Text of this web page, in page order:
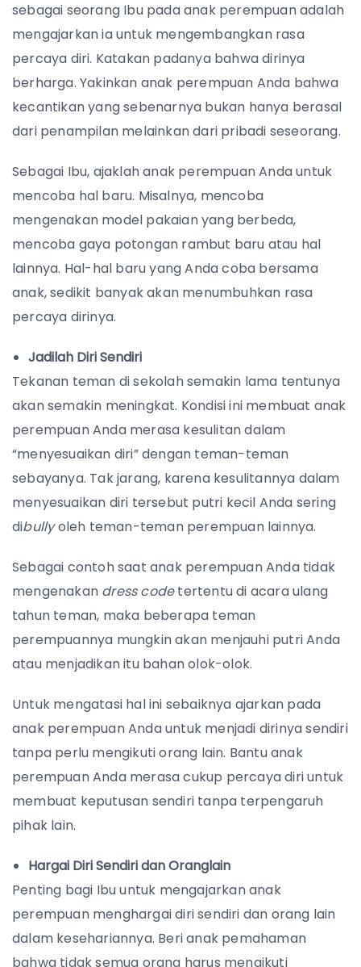
sebagai seorang Ibu pada anak perempuan adalah
mengajarkan ia untuk mengembangkan rasa
percaya diri. Katakan padanya bahwa dirinya
berharga. Yakinkan anak perempuan Anda bahwa
kecantikan yang sebenarnya bukan hanya berasal
dari penampilan melainkan dari pribadi seseorang.
Sebagai Ibu, ajaklah anak perempuan Anda untuk
mencoba hal baru. Misalnya, mencoba
mengenakan model pakaian yang berbeda,
mencoba gaya potongan rambut baru atau hal
lainnya. Hal-hal baru yang Anda coba bersama
anak, sedikit banyak akan menumbuhkan rasa
percaya dirinya.
Jadilah Diri Sendiri
Tekanan teman di sekolah semakin lama tentunya
akan semakin meningkat. Kondisi ini membuat anak
perempuan Anda merasa kesulitan dalam
“menyesuaikan diri” dengan teman-teman
sebayanya. Tak jarang, karena kesulitannya dalam
menyesuaikan diri tersebut putri kecil Anda sering
dibullyoleh teman-teman perempuan lainnya.
Sebagai contoh saat anak perempuan Anda tidak
mengenakan dress codetertentu di acara ulang
tahun teman, maka beberapa teman
perempuannya mungkin akan menjauhi putri Anda
atau menjadikan itu bahan olok-olok.
Untuk mengatasi hal ini sebaiknya ajarkan pada
anak perempuan Anda untuk menjadi dirinya sendiri
tanpa perlu mengikuti orang lain. Bantu anak
perempuan Anda merasa cukup percaya diri untuk
membuat keputusan sendiri tanpa terpengaruh
pihak lain.
Hargai Diri Sendiri dan Oranglain
Penting bagi Ibu untuk mengajarkan anak
perempuan menghargai diri sendiri dan orang lain
dalam kesehariannya. Beri anak pemahaman
bahwa tidak semua orang harus mengikuti